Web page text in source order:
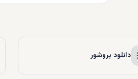
دانلود بروشور